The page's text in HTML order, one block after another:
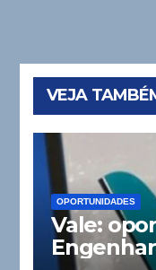
VEJA
OPORTUNIDADES
Vale: